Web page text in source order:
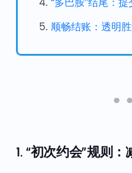
顺畅结账：透明
1. “初次约会”规则